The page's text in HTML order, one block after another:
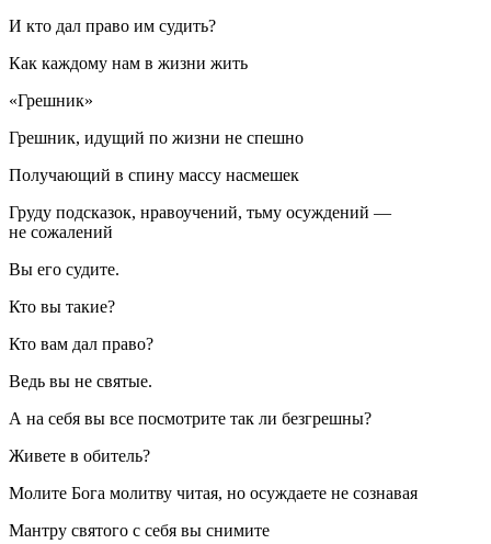
И кто дал право им судить?
Как каждому нам в жизни жить
«Грешник»
Грешник, идущий по жизни не спешно
Получающий в спину массу насмешек
Груду подсказок, нравоучений, тьму осуждений —
не сожалений
Вы его судите.
Кто вы такие?
Кто вам дал право?
Ведь вы не святые.
А на себя вы все посмотрите так ли безгрешны?
Живете в обитель?
Молите Бога молитву читая, но осуждаете не сознавая
Мантру святого с себя вы снимите